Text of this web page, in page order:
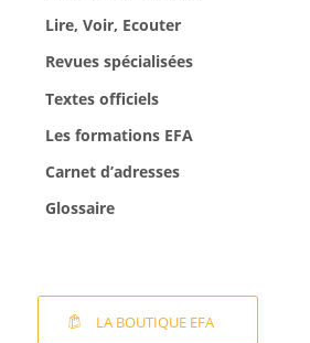
Lire, Voir, Ecouter
Revues spécialisées
Textes officiels
Les formations EFA
Carnet d’adresses
Glossaire
LA BOUTIQUE EFA